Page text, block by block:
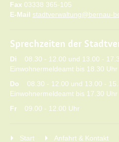
Fax 03338 365-105
E-Mail stadtverwaltung@bernau-
Sprechzeiten der
Di 08.30 - 12.00 und 13.00 -
Einwohnermeldeamt bis 18.30 Uhr
Do 08.30 - 12.00 und 13.00 -
Einwohnermeldeamt bis 17.30 Uhr
Fr 09.00 - 12.00 Uhr
Start Anfahrt & Kontakt